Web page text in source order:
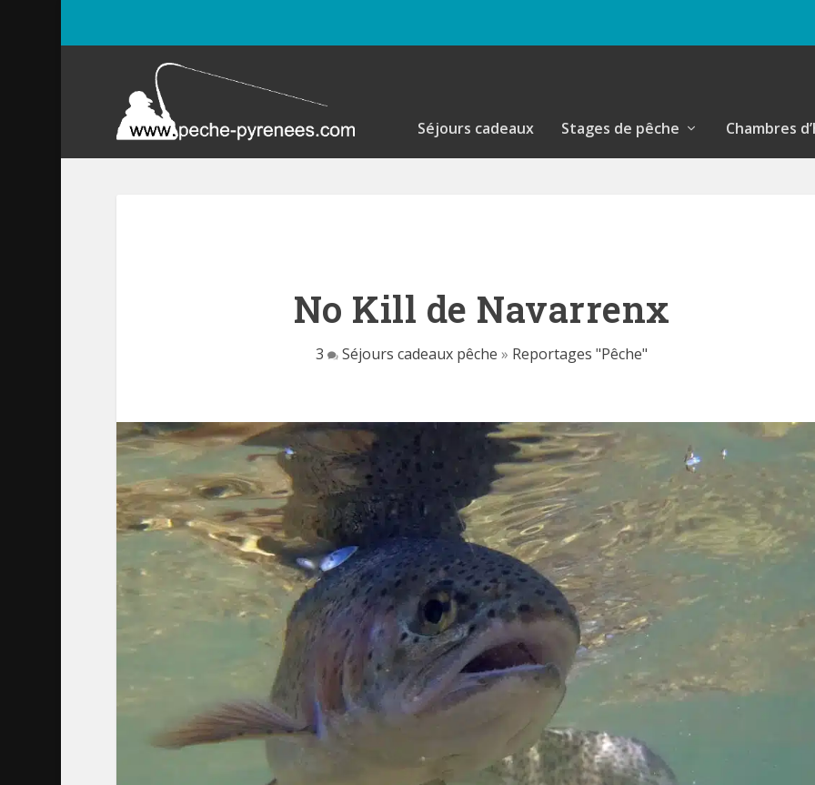
Séjours cadeaux Stages de pêche Chambres
No Kill de Navarrenx
3 Séjours cadeaux pêche » Reportages "Pêche"